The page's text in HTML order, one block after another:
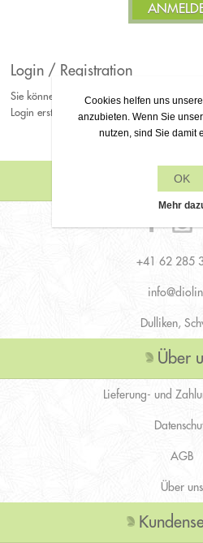
Login / Registration
Sie können Ihre Bestellungen jederzeit als
Login erstellen möchten, können Sie sich
+41 62 285
Dulliken,
Über
Lieferung- und
AGB
Über uns
Cookies helfen uns
anzubieten. Wenn Sie
nutzen, sind Sie damit
OK
Mehr